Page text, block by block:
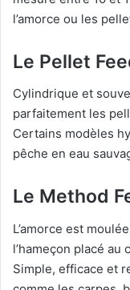
l’amorce ou les
Le Pellet
Cylindrique et
parfaitement les
Certains modèles
pêche en eau
Le Method
L’amorce est
l’hameçon placé au
Simple, efficace et